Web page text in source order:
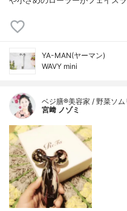
YA-MAN(ヤーマン)
WAVY mini
ベジ膳®美容家 / 野菜ソム
宮﨑 ノゾミ